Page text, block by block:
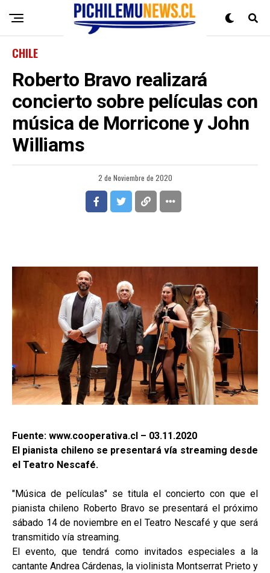
CHILE
Roberto Bravo realizará
concierto sobre películas con
música de Morricone y John
Williams
2 de Noviembre de 2020
Fuente: www.cooperativa.cl – 03.11.2020
El pianista chileno se presentará vía streaming desde
el Teatro Nescafé.
"Música de películas" se titula el concierto con que el
pianista chileno Roberto Bravo se presentará el próximo
sábado 14 de noviembre en el Teatro Nescafé y que será
transmitido vía streaming.
El evento, que tendrá como invitados especiales a la
cantante Andrea Cárdenas, la violinista Montserrat Prieto y